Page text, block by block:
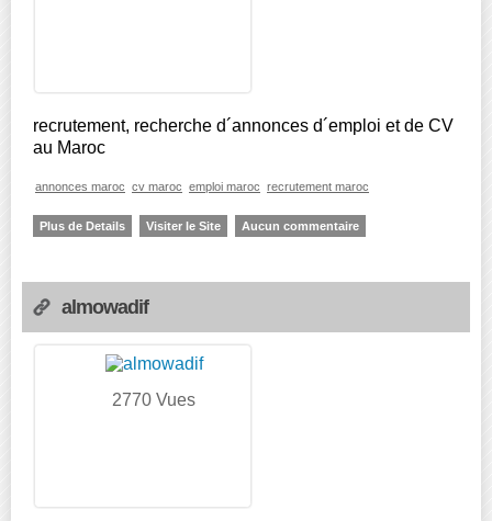
recrutement, recherche d´annonces d´emploi et de CV
au Maroc
annonces maroc cv maroc emploi maroc recrutement maroc
Plus de Details Visiter le Site Aucun commentaire
almowadif
2770 Vues